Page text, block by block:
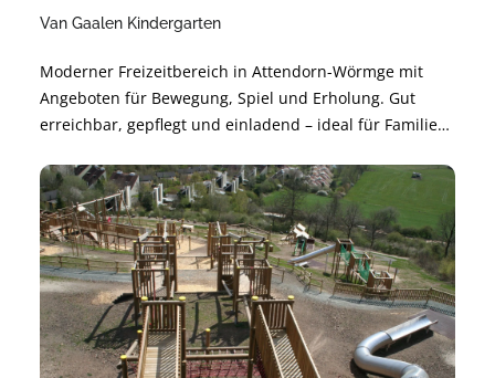
Van Gaalen Kindergarten
Moderner Freizeitbereich in Attendorn-Wörmge mit
Angeboten für Bewegung, Spiel und Erholung. Gut
erreichbar, gepflegt und einladend – ideal für Familien,
oder einen ganzen Nachmittag im Grünen.